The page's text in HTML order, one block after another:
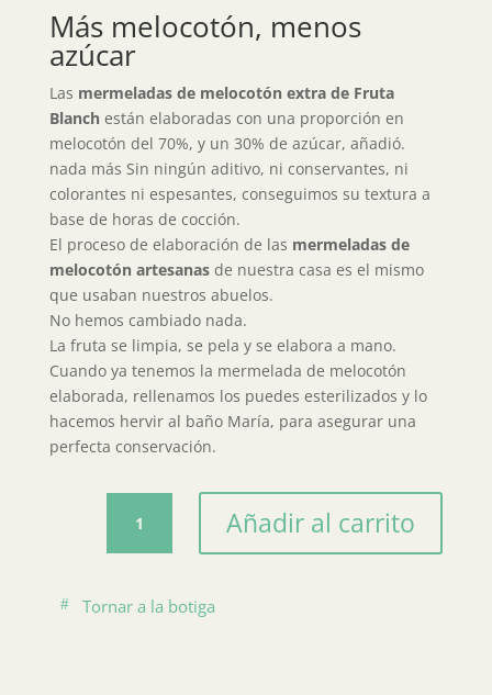
Más melocotón, menos
azúcar
Las mermeladas de melocotón extra de Fruta
Blanch están elaboradas con una proporción en
melocotón del 70%, y un 30% de azúcar, añadió.
nada más Sin ningún aditivo, ni conservantes, ni
colorantes ni espesantes, conseguimos su textura a
base de horas de cocción.
El proceso de elaboración de las mermeladas de
melocotón artesanasde nuestra casa es el mismo
que usaban nuestros abuelos.
No hemos cambiado nada.
La fruta se limpia, se pela y se elabora a mano.
Cuando ya tenemos la mermelada de melocotón
elaborada, rellenamos los puedes esterilizados y lo
hacemos hervir al baño María, para asegurar una
perfecta conservación.
melocotón
cantidad
Añadir al carrito
Tornar a la botiga